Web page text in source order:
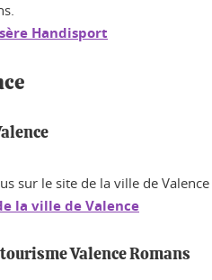
Handisport
sur le site de la ville de
la ville de Valence
Valence Romans